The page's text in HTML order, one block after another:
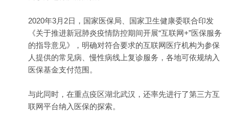
2020年3月2日，国家医保局、国家卫生健康委联合印发
《关于推进新冠肺炎疫情防控期间开展“互联网+”医保服务
的指导意见》，明确对符合要求的互联网医疗机构为参保
人提供的常见病、慢性病线上复诊服务，各地可依规纳入
医保基金支付范围。
与此同时，在重点疫区湖北武汉，还率先进行了第三方互
联网平台纳入医保的探索。